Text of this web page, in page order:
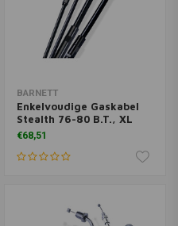
BARNETT
Enkelvoudige Gaskabel
Stealth 76-80 B.T., XL
€68,51